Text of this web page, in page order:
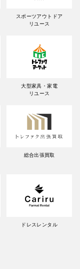
スポーツアウトドア
リユース
大型家具・家電
リユース
総合出張買取
ドレスレンタル